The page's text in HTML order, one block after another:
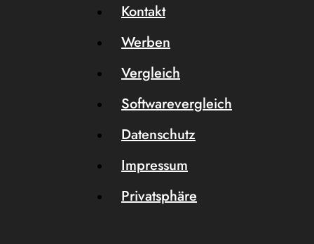
Kontakt
Werben
Vergleich
Softwarevergleich
Datenschutz
Impressum
Privatsphäre